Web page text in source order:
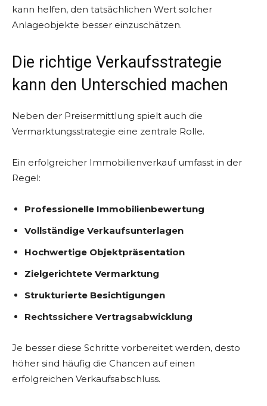
kann helfen, den tatsächlichen Wert solcher
Anlageobjekte besser einzuschätzen.
Die richtige Verkaufsstrategie
kann den Unterschied machen
Neben der Preisermittlung spielt auch die
Vermarktungsstrategie eine zentrale Rolle.
Ein erfolgreicher Immobilienverkauf umfasst in der
Regel:
Professionelle Immobilienbewertung
Vollständige Verkaufsunterlagen
Hochwertige Objektpräsentation
Zielgerichtete Vermarktung
Strukturierte Besichtigungen
Rechtssichere Vertragsabwicklung
Je besser diese Schritte vorbereitet werden, desto
höher sind häufig die Chancen auf einen
erfolgreichen Verkaufsabschluss.